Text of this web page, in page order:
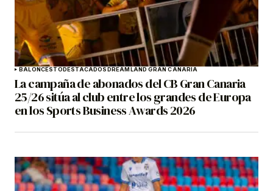
BALONCESTODESTACADOSDREAMLAND GRAN CANARIA
La campaña de abonados del CB Gran Canaria
25/26 sitúa al club entre los grandes de Europa
en los Sports Business Awards 2026